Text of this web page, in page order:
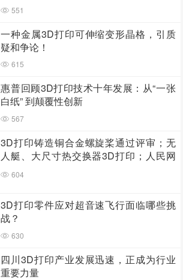
551
一种金属3D打印可伸缩变形晶格，引质
疑和争论！
615
惠普回顾3D打印技术十年发展：从“一张
白纸” 到颠覆性创新
567
3D打印铸造铜合金螺旋桨通过评审；无
人艇、大尺寸热交换器3D打印；人民网
报道两家3D打印企业
604
3D打印零件应对超音速飞行面临哪些挑
战？
630
四川3D打印产业发展迅速，正成为行业
重要力量